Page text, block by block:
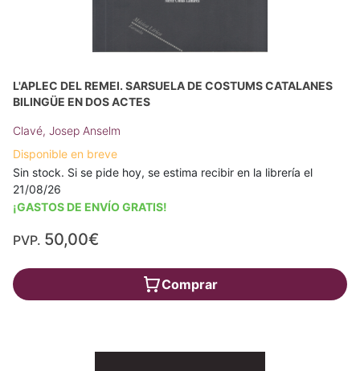
L'APLEC DEL REMEI. SARSUELA DE COSTUMS CATALANES
BILINGÜE EN DOS ACTES
Clavé, Josep Anselm
Disponible en breve
Sin stock. Si se pide hoy, se estima recibir en la librería el
21/08/26
¡GASTOS DE ENVÍO GRATIS!
PVP. 50,00€
Comprar